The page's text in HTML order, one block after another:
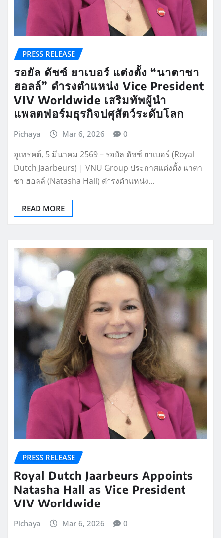
PRESS RELEASE
รอยัล ดัชซ์ ยาเบอร์ แต่งตั้ง “นาตาชา
ฮอลล์” ดำรงตำแหน่ง Vice President
VIV Worldwide เสริมทัพผู้นำ
แพลตฟอร์มธุรกิจปศุสัตว์ระดับโลก
Pichaya Mar 6, 2026 0
อูเทรคต์, 5 มีนาคม 2569 – รอยัล ดัชซ์ ยาเบอร์ (Royal
Dutch Jaarbeurs) | VNU Group ประกาศแต่งตั้ง นาตา
ชา ฮอลล์ (Natasha Hall) ดำรงตำแหน่ง…
READ MORE
PRESS RELEASE
Royal Dutch Jaarbeurs Appoints
Natasha Hall as Vice President
VIV Worldwide
Pichaya Mar 6, 2026 0